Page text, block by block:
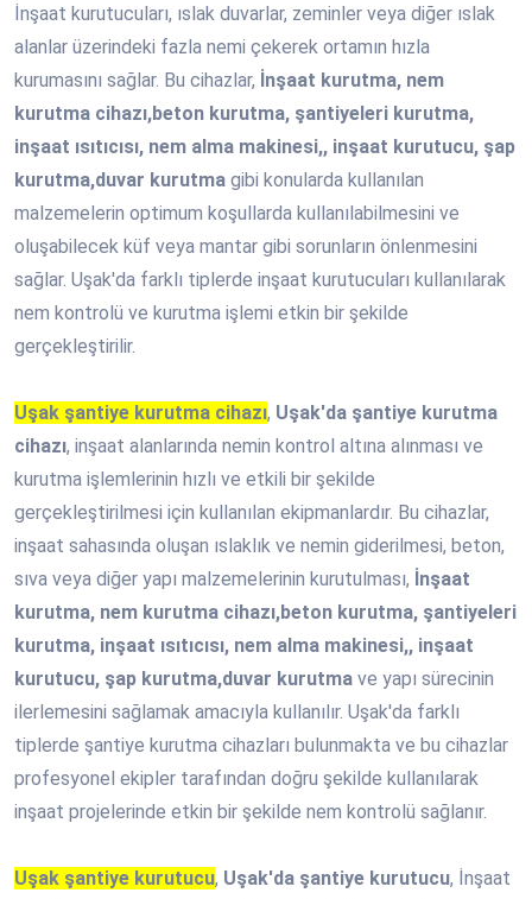
İnşaat kurutucuları, ıslak duvarlar, zeminler veya diğer ıslak
alanlar üzerindeki fazla nemi çekerek ortamın hızla
kurumasını sağlar. Bu cihazlar, İnşaat kurutma, nem
kurutma cihazı,beton kurutma, şantiyeleri kurutma,
inşaat ısıtıcısı, nem alma makinesi,, inşaat kurutucu, şap
kurutma,duvar kurutma gibi konularda kullanılan
malzemelerin optimum koşullarda kullanılabilmesini ve
oluşabilecek küf veya mantar gibi sorunların önlenmesini
sağlar. Uşak'da farklı tiplerde inşaat kurutucuları kullanılarak
nem kontrolü ve kurutma işlemi etkin bir şekilde
gerçekleştirilir.
Uşak şantiye kurutma cihazı, Uşak'da şantiye kurutma
cihazı, inşaat alanlarında nemin kontrol altına alınması ve
kurutma işlemlerinin hızlı ve etkili bir şekilde
gerçekleştirilmesi için kullanılan ekipmanlardır. Bu cihazlar,
inşaat sahasında oluşan ıslaklık ve nemin giderilmesi, beton,
sıva veya diğer yapı malzemelerinin kurutulması, İnşaat
kurutma, nem kurutma cihazı,beton kurutma, şantiyeleri
kurutma, inşaat ısıtıcısı, nem alma makinesi,, inşaat
kurutucu, şap kurutma,duvar kurutma ve yapı sürecinin
ilerlemesini sağlamak amacıyla kullanılır. Uşak'da farklı
tiplerde şantiye kurutma cihazları bulunmakta ve bu cihazlar
profesyonel ekipler tarafından doğru şekilde kullanılarak
inşaat projelerinde etkin bir şekilde nem kontrolü sağlanır.
Uşak şantiye kurutucu, Uşak'da şantiye kurutucu, İnşaat